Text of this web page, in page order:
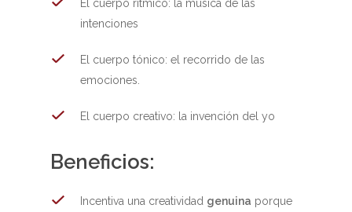
El cuerpo rítmico: la música de las
intenciones
El cuerpo tónico: el recorrido de las
emociones.
El cuerpo creativo: la invención del yo
Beneficios:
Incentiva una creatividad genuina porque